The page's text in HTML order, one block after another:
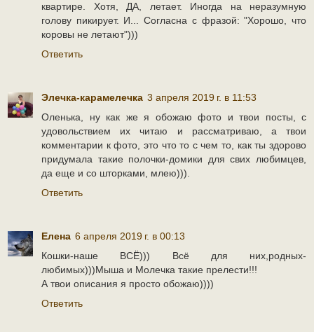
квартире. Хотя, ДА, летает. Иногда на неразумную
голову пикирует. И... Согласна с фразой: "Хорошо, что
коровы не летают")))
Ответить
Элечка-карамелечка 3 апреля 2019 г. в 11:53
Оленька, ну как же я обожаю фото и твои посты, с
удовольствием их читаю и рассматриваю, а твои
комментарии к фото, это что то с чем то, как ты здорово
придумала такие полочки-домики для свих любимцев,
да еще и со шторками, млею))).
Ответить
Елена 6 апреля 2019 г. в 00:13
Кошки-наше ВСЁ))) Всё для них,родных-
любимых)))Мыша и Молечка такие прелести!!!
А твои описания я просто обожаю))))
Ответить